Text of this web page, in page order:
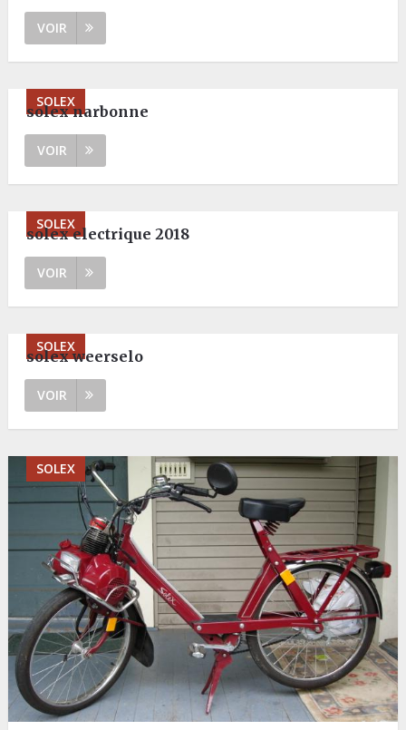
VOIR
SOLEX
solex narbonne
VOIR
SOLEX
solex electrique 2018
VOIR
SOLEX
solex weerselo
VOIR
SOLEX